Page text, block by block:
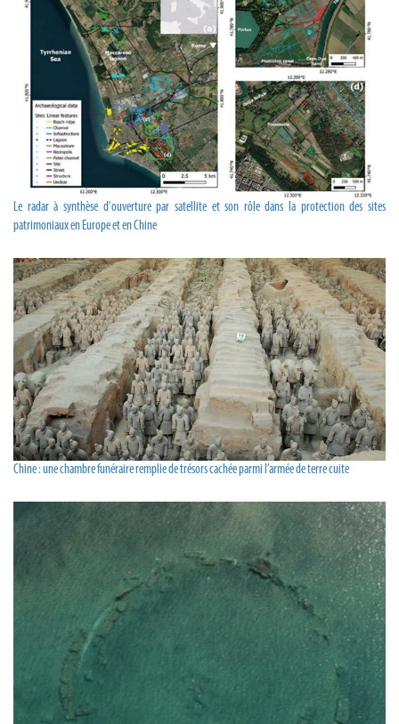
Le radar à synthèse d'ouverture par satellite et son rôle dans la protection des sites
patrimoniaux en Europe et en Chine
Chine : une chambre funéraire remplie de trésors cachée parmi l’armée de terre cuite